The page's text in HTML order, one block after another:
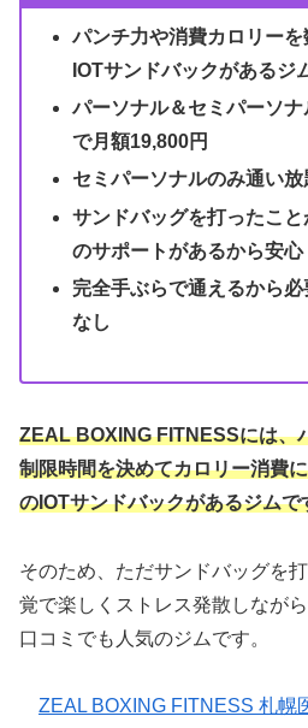
パンチ力や消費カロリー
IOTサンドバックがあるジ
パーソナル＆セミパーソ
で月額19,800円
セミパーソナルのみ通い
サンドバッグを打ったこ
のサポートがあるから安心
完全手ぶらで通えるから
なし
ZEAL BOXING FITNESSには、
制限時間を決めてカロリー消費
のIOTサンドバックがあるジムで
そのため、ただサンドバッグを
覚で楽しくストレス発散しなが
口コミでも人気のジムです。
ZEAL BOXING FITNESS 札幌